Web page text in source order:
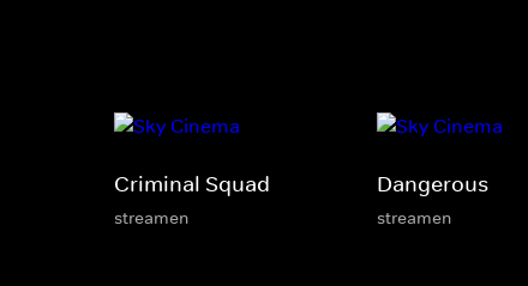
Criminal Squad
streamen
Dangerous
streamen